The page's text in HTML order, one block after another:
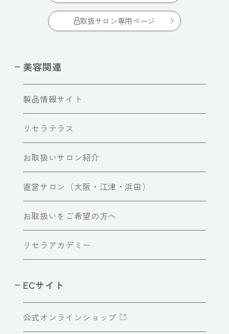
取扱サロン専用ページ
美容関連
製品情報サイト
リセラテラス
お取扱いサロン紹介
直営サロン（大阪・江津・浜田）
お取扱いをご希望の方へ
リセラアカデミー
ECサイト
公式オンラインショップ